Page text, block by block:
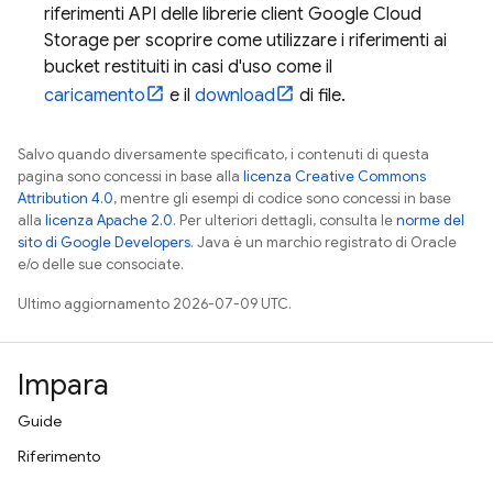
riferimenti API delle librerie client Google Cloud
Storage per scoprire come utilizzare i riferimenti ai
bucket restituiti in casi d'uso come il
caricamento
e il download di file.
Salvo quando diversamente specificato, i contenuti di questa
pagina sono concessi in base alla licenza Creative Commons
Attribution 4.0, mentre gli esempi di codice sono concessi in base
alla licenza Apache 2.0. Per ulteriori dettagli, consulta lenorme del
sito di Google Developers. Java è un marchio registrato di Oracle
e/o delle sue consociate.
Ultimo aggiornamento 2026-07-09 UTC.
Impara
Guide
Riferimento